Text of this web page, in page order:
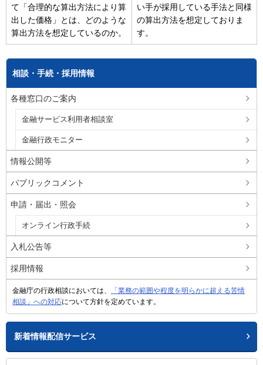
て「合理的な算出方法により算
出した価格」とは、どのような
算出方法を想定しているのか。
い手が採用している手法と同様
の算出方法を想定しておりま
す。
相談・手続・採用情報
各種窓口のご案内
金融サービス利用者相談室
金融行政モニター
情報公開等
パブリックコメント
申請・届出・照会
オンライン行政手続
入札公告等
採用情報
金融庁の行政相談においては、
「業務の範囲や程度を明らかに超える苦情
相談」への対応について方針を定めています。
新着情報配信サービス